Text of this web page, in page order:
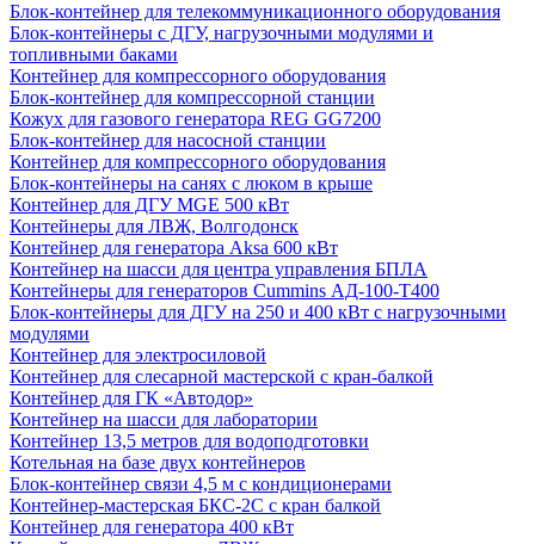
Блок-контейнер для телекоммуникационного оборудования
Блок-контейнеры с ДГУ, нагрузочными модулями и
топливными баками
Контейнер для компрессорного оборудования
Блок-контейнер для компрессорной станции
Кожух для газового генератора REG GG7200
Блок-контейнер для насосной станции
Контейнер для компрессорного оборудования
Блок-контейнеры на санях с люком в крыше
Контейнер для ДГУ MGE 500 кВт
Контейнеры для ЛВЖ, Волгодонск
Контейнер для генератора Aksa 600 кВт
Контейнер на шасси для центра управления БПЛА
Контейнеры для генераторов Cummins АД-100-Т400
Блок-контейнеры для ДГУ на 250 и 400 кВт с нагрузочными
модулями
Контейнер для электросиловой
Контейнер для слесарной мастерской с кран-балкой
Контейнер для ГК «Автодор»
Контейнер на шасси для лаборатории
Контейнер 13,5 метров для водоподготовки
Котельная на базе двух контейнеров
Блок-контейнер связи 4,5 м с кондиционерами
Контейнер-мастерская БКС-2С с кран балкой
Контейнер для генератора 400 кВт